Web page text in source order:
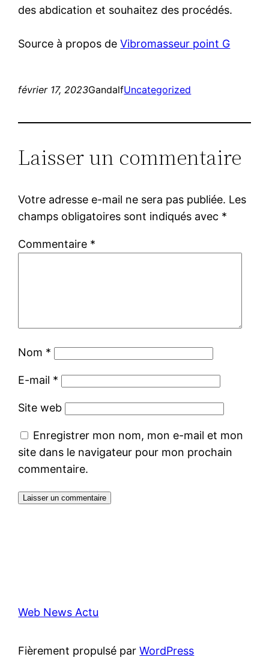
des abdication et souhaitez des procédés.
Source à propos deVibromasseur point G
février 17, 2023GandalfUncategorized
Laisser un commentaire
Votre adresse e-mail ne sera pas publiée. Les
champs obligatoires sont indiqués avec *
Commentaire *
Nom *
E-mail *
Site web
Enregistrer mon nom, mon e-mail et mon
site dans le navigateur pour mon prochain
commentaire.
Web News Actu
Fièrement propulsé parWordPress